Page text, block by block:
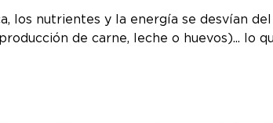
los nutrientes y la energía se desvían
de carne, leche o huevos)... lo